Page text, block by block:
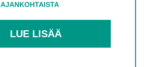
AJANKOHTAISTA
LUE LISÄÄ